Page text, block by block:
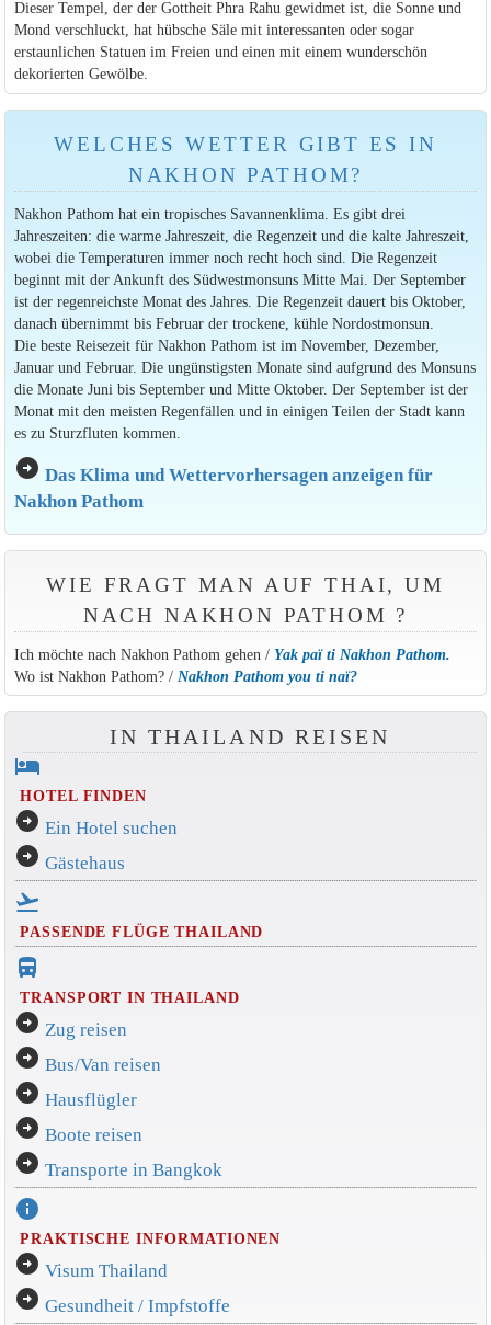
Dieser Tempel, der der Gottheit Phra Rahu gewidmet ist, die Sonne und
Mond verschluckt, hat hübsche Säle mit interessanten oder sogar
erstaunlichen Statuen im Freien und einen mit einem wunderschön
dekorierten Gewölbe.
WELCHES WETTER GIBT ES IN
NAKHON PATHOM?
Nakhon Pathom hat ein tropisches Savannenklima. Es gibt drei
Jahreszeiten: die warme Jahreszeit, die Regenzeit und die kalte Jahreszeit,
wobei die Temperaturen immer noch recht hoch sind. Die Regenzeit
beginnt mit der Ankunft des Südwestmonsuns Mitte Mai. Der September
ist der regenreichste Monat des Jahres. Die Regenzeit dauert bis Oktober,
danach übernimmt bis Februar der trockene, kühle Nordostmonsun.
Die beste Reisezeit für Nakhon Pathom ist im November, Dezember,
Januar und Februar. Die ungünstigsten Monate sind aufgrund des Monsuns
die Monate Juni bis September und Mitte Oktober. Der September ist der
Monat mit den meisten Regenfällen und in einigen Teilen der Stadt kann
es zu Sturzfluten kommen.
arrow_circle_right Das Klima und Wettervorhersagen anzeigen für
Nakhon Pathom
WIE FRAGT MAN AUF THAI, UM
NACH NAKHON PATHOM ?
Ich möchte nach Nakhon Pathom gehen / Yak paï ti Nakhon Pathom.
Wo ist Nakhon Pathom? / Nakhon Pathom you ti naï?
IN THAILAND REISEN
hotel
HOTEL FINDEN
arrow_circle_right Ein Hotel suchen
arrow_circle_right Gästehaus
flight_takeoff
PASSENDE FLÜGE THAILAND
directions_bus_filled
TRANSPORT IN THAILAND
arrow_circle_right Zug reisen
arrow_circle_right Bus/Van reisen
arrow_circle_right Hausflügler
arrow_circle_right Boote reisen
arrow_circle_right Transporte in Bangkok
info
PRAKTISCHE INFORMATIONEN
arrow_circle_right Visum Thailand
arrow_circle_right Gesundheit / Impfstoffe